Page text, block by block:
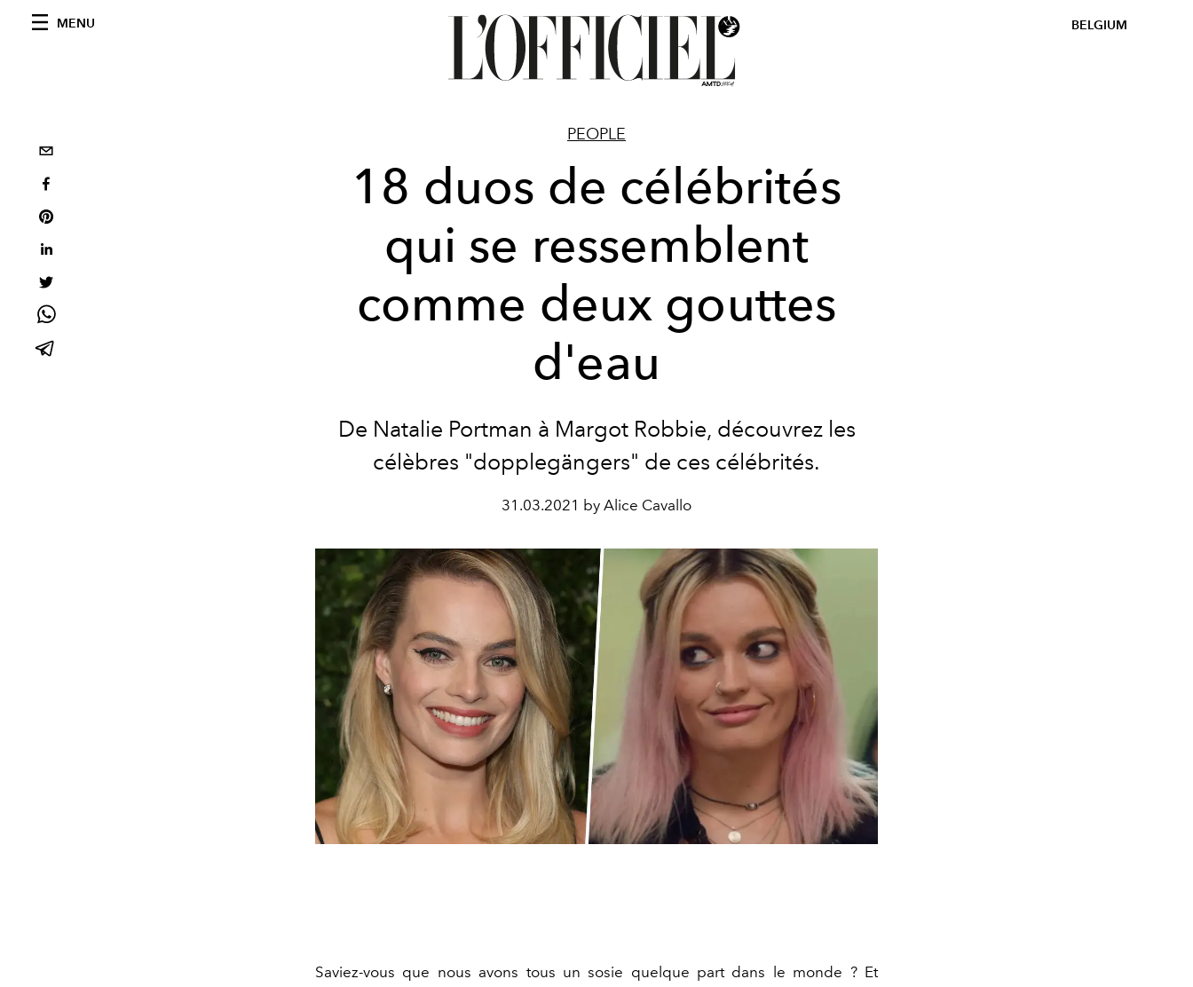
MENU BELGIUM
PEOPLE
18 duos de célébrités
qui se ressemblent
comme deux gouttes
d'eau
De Natalie Portman à Margot Robbie, découvrez les
célèbres "dopplegängers" de ces célébrités.
31.03.2021 by Alice Cavallo
Saviez-vous que nous avons tous un sosie quelque part dans le monde ? Et